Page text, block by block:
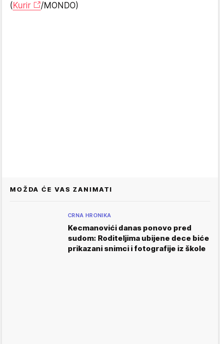
( Kurir /MONDO)
MOŽDA ĆE VAS ZANIMATI
CRNA HRONIKA
Kecmanovići danas ponovo pred
sudom: Roditeljima ubijene dece biće
prikazani snimci i fotografije iz škole